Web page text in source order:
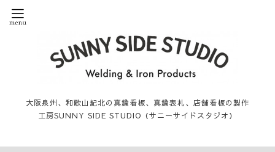
大阪泉州、和歌山紀北の真鍮看板、真鍮表札、店舗看板の製作
工房SUNNY SIDE STUDIO（サニーサイドスタジオ）